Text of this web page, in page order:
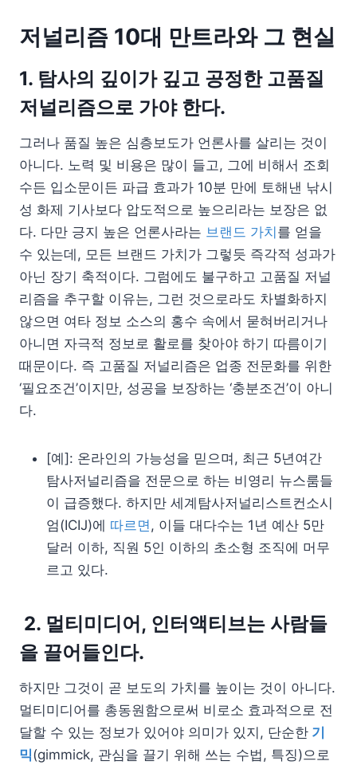
저널리즘 10대 만트라와 그 현실
1. 탐사의 깊이가 깊고 공정한 고품질
저널리즘으로 가야 한다.
그러나 품질 높은 심층보도가 언론사를 살리는 것이
아니다. 노력 및 비용은 많이 들고, 그에 비해서 조회
수든 입소문이든 파급 효과가 10분 만에 토해낸 낚시
성 화제 기사보다 압도적으로 높으리라는 보장은 없
다. 다만 긍지 높은 언론사라는 브랜드 가치를 얻을
수 있는데, 모든 브랜드 가치가 그렇듯 즉각적 성과가
아닌 장기 축적이다. 그럼에도 불구하고 고품질 저널
리즘을 추구할 이유는, 그런 것으로라도 차별화하지
않으면 여타 정보 소스의 홍수 속에서 묻혀버리거나
아니면 자극적 정보로 활로를 찾아야 하기 따름이기
때문이다. 즉 고품질 저널리즘은 업종 전문화를 위한
‘필요조건’이지만, 성공을 보장하는 ‘충분조건’이 아니
다.
[예]: 온라인의 가능성을 믿으며, 최근 5년여간
탐사저널리즘을 전문으로 하는 비영리 뉴스룸들
이 급증했다. 하지만 세계탐사저널리스트컨소시
엄(ICIJ)에 따르면 , 이들 대다수는 1년 예산 5만
달러 이하, 직원 5인 이하의 초소형 조직에 머무
르고 있다.
2. 멀티미디어, 인터액티브는 사람들
을 끌어들인다.
하지만 그것이 곧 보도의 가치를 높이는 것이 아니다.
멀티미디어를 총동원함으로써 비로소 효과적으로 전
달할 수 있는 정보가 있어야 의미가 있지, 단순한 기
믹(gimmick, 관심을 끌기 위해 쓰는 수법, 특징)으로